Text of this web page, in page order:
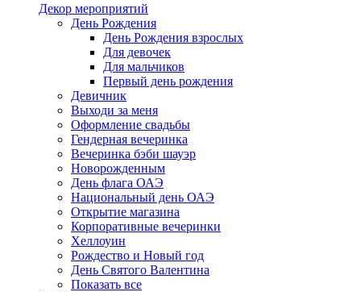
Декор мероприятий
День Рождения
День Рождения взрослых
Для девочек
Для мальчиков
Первый день рождения
Девичник
Выходи за меня
Оформление свадьбы
Гендерная вечеринка
Вечеринка бэби шауэр
Новорожденным
День флага ОАЭ
Национальный день ОАЭ
Открытие магазина
Корпоративные вечеринки
Хеллоуин
Рождество и Новый год
День Святого Валентина
Показать все